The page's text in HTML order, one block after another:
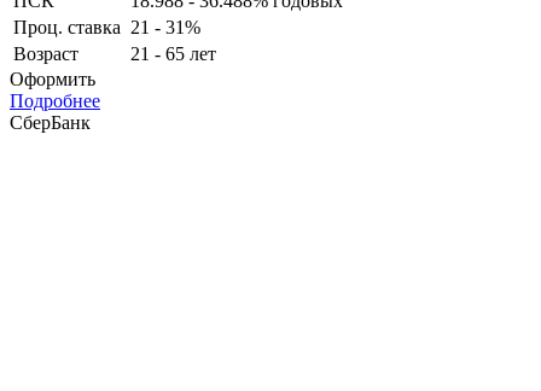
Проц. ставка 21 - 31%
Возраст
21 - 65 лет
Оформить
Подробнее
СберБанк